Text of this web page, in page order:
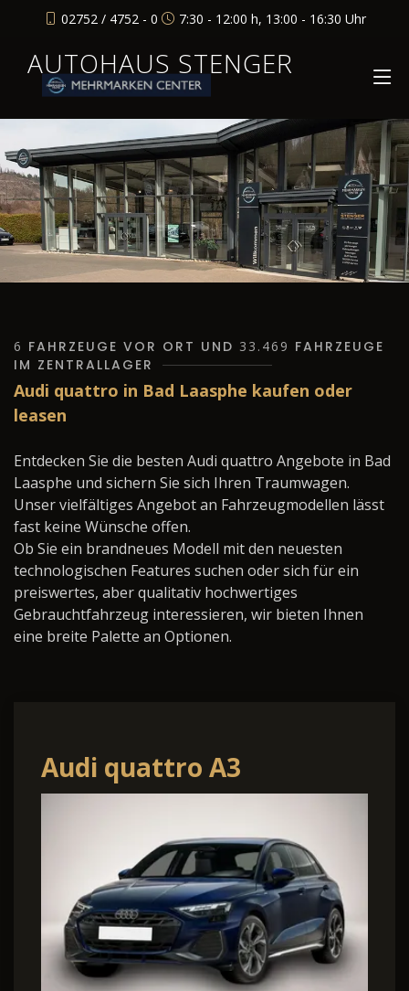
02752 / 4752 - 0 7:30 - 12:00 h, 13:00 - 16:30 Uhr
AUTOHAUS STENGER
6 FAHRZEUGE VOR ORT UND 33.469 FAHRZEUGE
IM ZENTRALLAGER
Audi quattro in Bad Laasphe kaufen oder
leasen
Entdecken Sie die besten Audi quattro Angebote in Bad
Laasphe und sichern Sie sich Ihren Traumwagen.
Unser vielfältiges Angebot an Fahrzeugmodellen lässt
fast keine Wünsche offen.
Ob Sie ein brandneues Modell mit den neuesten
technologischen Features suchen oder sich für ein
preiswertes, aber qualitativ hochwertiges
Gebrauchtfahrzeug interessieren, wir bieten Ihnen
eine breite Palette an Optionen.
Audi quattro A3
Sportback quattro 2xS
line Nav 18Z KlimaP ACC